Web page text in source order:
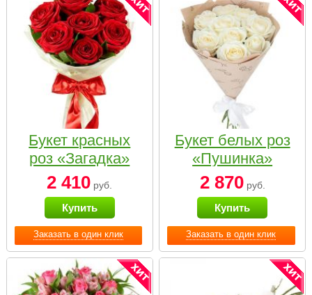
Заказать в один клик
Букет красных
роз «Загадка»
2 410 руб.
Купить
Заказать в один клик
Букет белых роз
«Пушинка»
2 870руб.
Купить